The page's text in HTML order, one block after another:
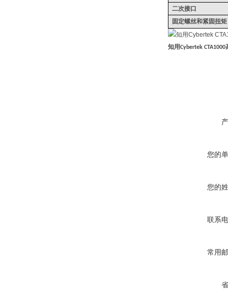
二次接口
固定螺丝和紧固扭矩
知用Cybertek CTA1000
您的
您的
联系
常用